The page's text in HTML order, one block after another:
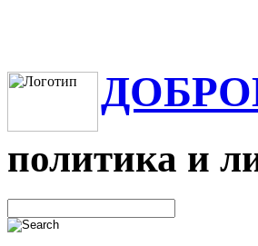
политика и